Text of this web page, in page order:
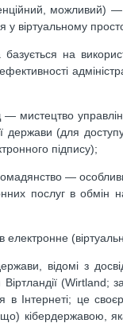
можливий) —
у віртуальному
на
мистецтво
держави (для
підпису);
—
послуг в
відомі з
(Wirtland;
в Інтернеті; це
яка